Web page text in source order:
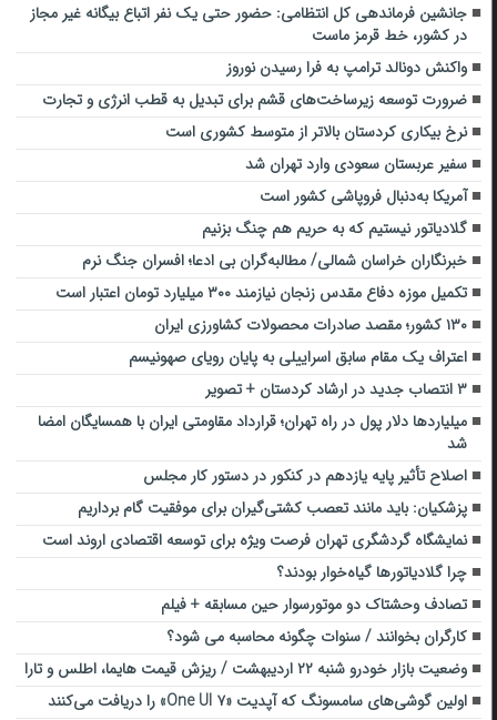
جانشین فرماندهی کل انتظامی: حضور حتی یک نفر اتباع بیگانه غیر مجاز
در کشور، خط قرمز ماست
واکنش دونالد ترامپ به فرا رسیدن نوروز
ضرورت توسعه زیرساخت‌های قشم برای تبدیل به قطب انرژی و تجارت
نرخ بیکاری کردستان بالاتر از متوسط کشوری است
سفیر عربستان سعودی وارد تهران شد
آمریکا به‌دنبال فروپاشی‌ کشور است
گلادیاتور نیستیم که به حریم هم چنگ بزنیم
خبرنگاران خراسان شمالی/ مطالبه‌گران بی ادعا؛ افسران جنگ نرم
تکمیل موزه دفاع مقدس زنجان نیازمند ۳۰۰ میلیارد تومان اعتبار است
۱۳۰ کشور؛ مقصد صادرات محصولات کشاورزی ایران
اعتراف یک مقام سابق اسراییلی به پایان رویای صهونیسم
۳ انتصاب جدید در ارشاد کردستان + تصویر
میلیاردها دلار پول در راه تهران؛ قرارداد مقاومتی ایران با همسایگان امضا
شد
اصلاح تأثیر پایه یازدهم در کنکور در دستور کار مجلس
پزشکیان: باید مانند تعصب کشتی‌گیران برای موفقیت گام برداریم
نمایشگاه گردشگری تهران فرصت ویژه برای توسعه اقتصادی اروند است
چرا گلادیاتورها گیاه‌خوار بودند؟
تصادف وحشتاک دو موتورسوار حین مسابقه + فیلم
کارگران بخوانند / سنوات چگونه محاسبه می شود؟
وضعیت بازار خودرو شنبه ۲۲ اردیبهشت / ریزش قیمت هایما، اطلس و تارا
اولین گوشی‌های سامسونگ که آپدیت «One UI ۷» را دریافت می‌کنند